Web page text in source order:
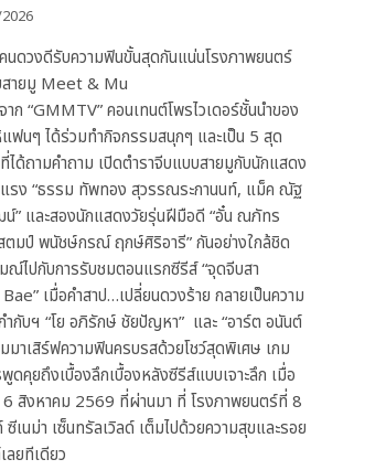
นดวงดีรับความฟินขั้นสุดกันแน่นโรงภาพยนตร์
สายมู Meet & Mu
ก “GMMTV” คอนเทนต์โพรไวเดอร์ชั้นนำของ
ฟนๆ ได้ร่วมทำกิจกรรมสนุกๆ และเป็น 5 สุด
ด้ถามคำถาม เปิดตำราจีบแบบสายมูกับนักแสดง
รง “ธรรม ทัพทอง สุวรรณระกานนท์, แม็ค ณัฐ
” และสองนักแสดงวัยรุ่นฝีมือดี “อั๋น ณภัทร
มป์ พนัชษ์กรณ์ ฤกษ์ศิริอารี” กันอย่างใกล้ชิด
ณ์ไปกับการรับชมตอนแรกซีรีส์ “จุดจีบสา
เมื่อคำสาป…เปลี่ยนดวงร้าย กลายเป็นความ
กับฯ “โย อภิรักษ์ ชัยปัญหา” และ “อาร์ต อนันต์
าเสิร์ฟความฟินครบรสด้วยโชว์สุดพิเศษ เกม
ดคุยถึงเบื้องลึกเบื้องหลังซีรีส์แบบเจาะลึก เมื่อ
สิงหาคม 2569 ที่ผ่านมา ที่ โรงภาพยนตร์ที่ 8
ซีเนม่า เซ็นทรัลเวิลด์ เต็มไปด้วยความสุขและรอย
ลยทีเดียว